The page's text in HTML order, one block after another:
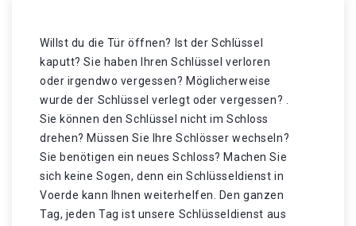
Willst du die Tür öffnen? Ist der Schlüssel
kaputt? Sie haben Ihren Schlüssel verloren
oder irgendwo vergessen? Möglicherweise
wurde der Schlüssel verlegt oder vergessen? .
Sie können den Schlüssel nicht im Schloss
drehen? Müssen Sie Ihre Schlösser wechseln?
Sie benötigen ein neues Schloss? Machen Sie
sich keine Sogen, denn ein Schlüsseldienst in
Voerde kann Ihnen weiterhelfen. Den ganzen
Tag, jeden Tag ist unsere Schlüsseldienst aus